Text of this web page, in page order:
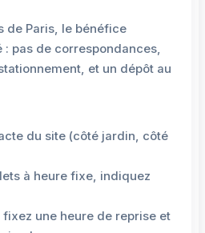
de Paris, le bénéfice
pas de correspondances,
et un dépôt au
du site (côté jardin, côté
à heure fixe, indiquez
fixez une heure de reprise et